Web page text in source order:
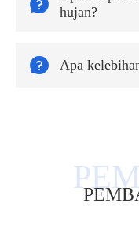
hujan?
 Apa